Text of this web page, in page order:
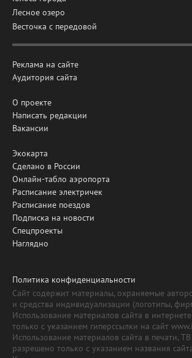
Лесное озеро
Весточка с передовой
Реклама на сайте
Аудитория сайта
О проекте
Написать редакции
Вакансии
Экокарта
Сделано в России
Онлайн-табло аэропорта
Расписание электричек
Расписание поездов
Подписка на новости
Спецпроекты
Наглядно
Политика конфиденциальности
Сайт содержит материалы, охраняемые
и средства индивидуализации (логотипы,
Использование материалов сайта в
только с указанием гиперссылки на сайт
Использование материалов сайта в печати,
разрешено только с указанием названия